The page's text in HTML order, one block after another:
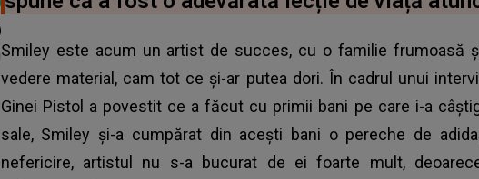
Smiley este acum un artist de succes, cu o familie frumoasă
vedere material, cam tot ce și-ar putea dori. În cadrul unui
Ginei Pistol a povestit ce a făcut cu primii bani pe care i-a
sale, Smiley și-a cumpărat din acești bani o pereche de
nefericire, artistul nu s-a bucurat de ei foarte mult,